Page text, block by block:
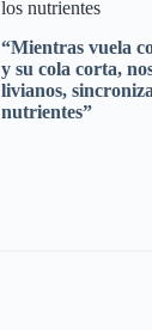
los nutrientes
“Mientras vuela
y su cola corta,
livianos,
nutrientes”